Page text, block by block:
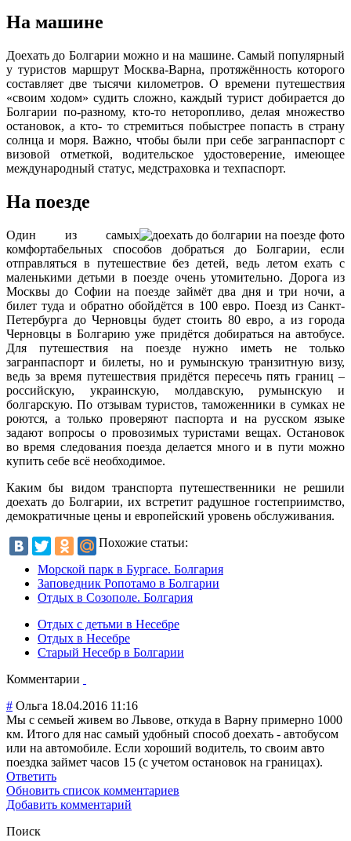
На машине
Доехать до Болгарии можно и на машине. Самый популярный
у туристов маршрут Москва-Варна, протяжённость которого
составляет две тысячи километров. О времени путешествия
«своим ходом» судить сложно, каждый турист добирается до
Болгарии по-разному, кто-то неторопливо, делая множество
остановок, а кто- то стремиться побыстрее попасть в страну
солнца и моря. Важно, чтобы были при себе загранпаспорт с
визовой отметкой, водительское удостоверение, имеющее
международный статус, медстраховка и техпаспорт.
На поезде
Один из самых
комфортабельных способов добраться до Болгарии, если
отправляться в путешествие без детей, ведь летом ехать с
маленькими детьми в поезде очень утомительно. Дорога из
Москвы до Софии на поезде займёт два дня и три ночи, а
билет туда и обратно обойдётся в 100 евро. Поезд из Санкт-
Петербурга до Черновцы будет стоить 80 евро, а из города
Черновцы в Болгарию уже придётся добираться на автобусе.
Для путешествия на поезде нужно иметь не только
загранпаспорт и билеты, но и румынскую транзитную визу,
ведь за время путешествия придётся пересечь пять границ –
российскую, украинскую, молдавскую, румынскую и
болгарскую. По отзывам туристов, таможенники в сумках не
роются, а только проверяют паспорта и на русском языке
задают вопросы о провозимых туристами вещах. Остановок
во время следования поезда делается много и в пути можно
купить себе всё необходимое.
Каким бы видом транспорта путешественники не решили
доехать до Болгарии, их встретит радушное гостеприимство,
демократичные цены и европейский уровень обслуживания.
Похожие статьи:
Морской парк в Бургасе. Болгария
Заповедник Ропотамо в Болгарии
Отдых в Созополе. Болгария
Отдых с детьми в Несебре
Отдых в Несебре
Старый Несебр в Болгарии
Комментарии
# Ольга 18.04.2016 11:16
Мы с семьей живем во Львове, откуда в Варну примерно 1000
км. Итого для нас самый удобный способ доехать - автобусом
или на автомобиле. Если хороший водитель, то своим авто
поездка займет часов 15 (с учетом остановок на границах).
Ответить
Обновить список комментариев
Добавить комментарий
Поиск